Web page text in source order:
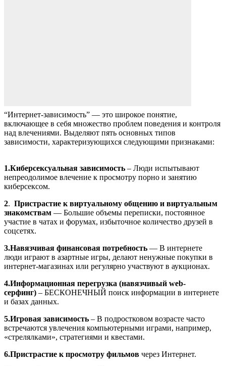
“Интернет-зависимость” — это широкое понятие,
включающее в себя множество проблем поведения и контроля
над влечениями. Выделяют пять основных типов
зависимости, характеризующихся следующими признаками:
1.Киберсексуальная зависимость – Люди испытывают
непреодолимое влечение к просмотру порно и занятию
киберсексом.
2. Пристрастие к виртуальному общению и виртуальным
знакомствам — Большие объемы переписки, постоянное
участие в чатах и форумах, избыточное количество друзей в
соцсетях.
3.Навязчивая финансовая потребность — В интернете
люди играют в азартные игры, делают ненужные покупки в
интернет-магазинах или регулярно участвуют в аукционах.
4.Информационная перегрузка (навязчивый web-
серфинг) – БЕСКОНЕЧНЫЙ поиск информации в интернете
и базах данных.
5.Игровая зависимость – В подростковом возрасте часто
встречаются увлечения компьютерными играми, например,
«стрелялками», стратегиями и квестами.
6.Пристрастие к просмотру фильмов через Интернет.